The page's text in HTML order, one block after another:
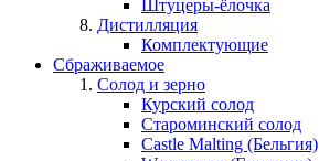
Штуцеры-ёлочка
Дистилляция
Комплектующие
Сбраживаемое
Солод и зерно
Курский солод
Староминский солод
Castle Malting (Бельгия)